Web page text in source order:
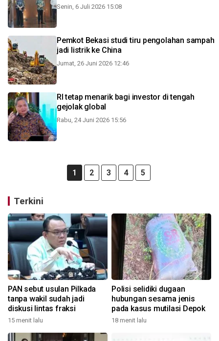
Senin, 6 Juli 2026 15:08
Pemkot Bekasi studi tiru pengolahan sampah
jadi listrik ke China
Jumat, 26 Juni 2026 12:46
RI tetap menarik bagi investor di tengah
gejolak global
Rabu, 24 Juni 2026 15:56
1 2 3 4 5
Terkini
PAN sebut usulan Pilkada
tanpa wakil sudah jadi
diskusi lintas fraksi
15 menit lalu
Polisi selidiki dugaan
hubungan sesama jenis
pada kasus mutilasi Depok
18 menit lalu